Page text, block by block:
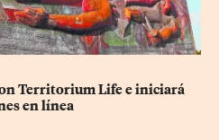
Territorium Life e iniciará
en línea